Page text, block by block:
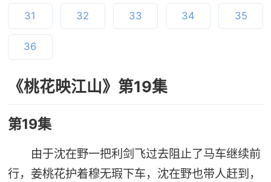
31 32 33 34 35
36
《桃花映江山》第19集
第19集
由于沈在野一把利剑飞过去阻止了马车继续前
行，姜桃花护着穆无瑕下车，沈在野也带人赶到，